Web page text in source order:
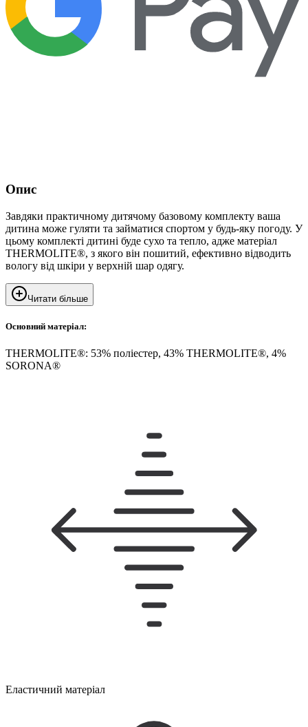
Опис
Завдяки практичному дитячому базовому комплекту ваша
дитина може гуляти та займатися спортом у будь-яку погоду. У
цьому комплекті дитині буде сухо та тепло, адже матеріал
THERMOLITE®, з якого він пошитий, ефективно відводить
вологу від шкіри у верхній шар одягу.
Читати більше
Основний матеріал:
THERMOLITE®: 53% поліестер, 43% THERMOLITE®, 4%
SORONA®
Еластичний матеріал